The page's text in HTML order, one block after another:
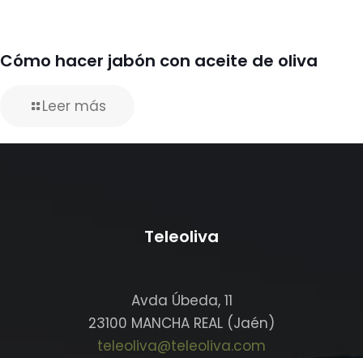
Cómo hacer jabón con aceite de oliva
Leer más
Teleoliva
Avda Úbeda, 11
23100 MANCHA REAL (Jaén)
teleoliva@teleoliva.com